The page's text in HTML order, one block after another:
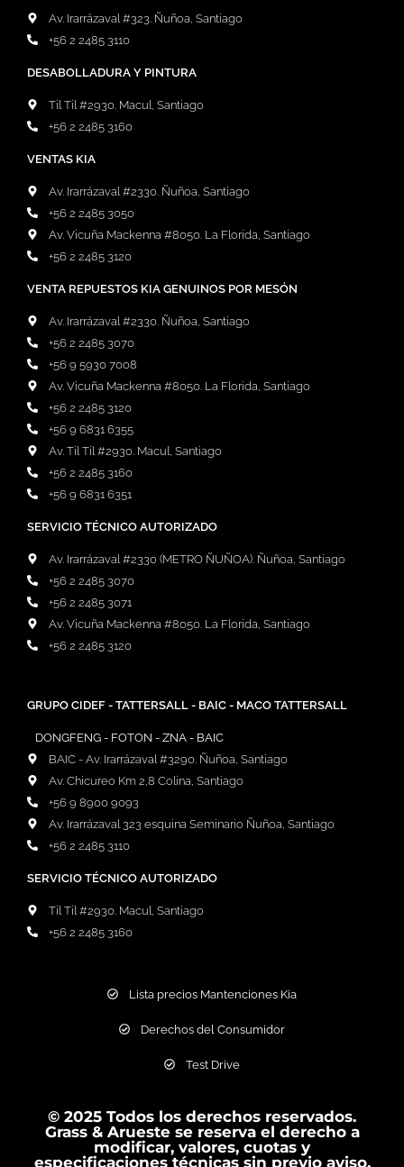
Av. Irarrázaval #323. Ñuñoa, Santiago
+56 2 2485 3110
DESABOLLADURA Y PINTURA
Til Til #2930. Macul, Santiago
+56 2 2485 3160
VENTAS KIA
Av. Irarrázaval #2330. Ñuñoa, Santiago
+56 2 2485 3050
Av. Vicuña Mackenna #8050. La Florida, Santiago
+56 2 2485 3120
VENTA REPUESTOS KIA GENUINOS POR MESÓN
Av. Irarrázaval #2330. Ñuñoa, Santiago
+56 2 2485 3070
+56 9 5930 7008
Av. Vicuña Mackenna #8050. La Florida, Santiago
+56 2 2485 3120
+56 9 6831 6355
Av. Til Til #2930. Macul, Santiago
+56 2 2485 3160
+56 9 6831 6351
SERVICIO TÉCNICO AUTORIZADO
Av. Irarrázaval #2330 (METRO ÑUÑOA). Ñuñoa, Santiago
+56 2 2485 3070
+56 2 2485 3071
Av. Vicuña Mackenna #8050. La Florida, Santiago
+56 2 2485 3120
GRUPO CIDEF - TATTERSALL - BAIC - MACO TATTERSALL
DONGFENG - FOTON - ZNA - BAIC
BAIC - Av. Irarrázaval #3290. Ñuñoa, Santiago
Av. Chicureo Km 2,8 Colina, Santiago
+56 9 8900 9093
Av. Irarrázaval 323 esquina Seminario Ñuñoa, Santiago
+56 2 2485 3110
SERVICIO TÉCNICO AUTORIZADO
Til Til #2930. Macul, Santiago
+56 2 2485 3160
Lista precios Mantenciones Kia
Derechos del Consumidor
Test Drive
© 2025 Todos los derechos reservados.
Grass & Arueste se reserva el derecho a
modificar, valores, cuotas y
especificaciones técnicas sin previo aviso.